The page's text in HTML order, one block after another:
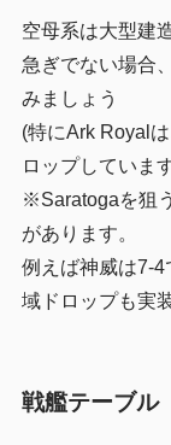
空母系は大型建
急ぎでない場合
みましょう
(特にArk Royal
ロップしていま
※Saratogaを狙
があります。
例えば神威は7-
域ドロップも実
戦艦テーブル